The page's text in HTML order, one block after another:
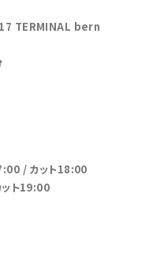
TERMINAL bern
/ カット18:00
ット19:00